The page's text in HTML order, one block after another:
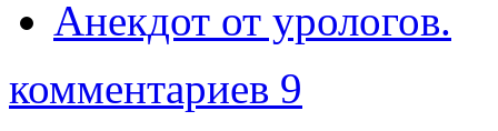
Анекдот от урологов.
комментариев 9